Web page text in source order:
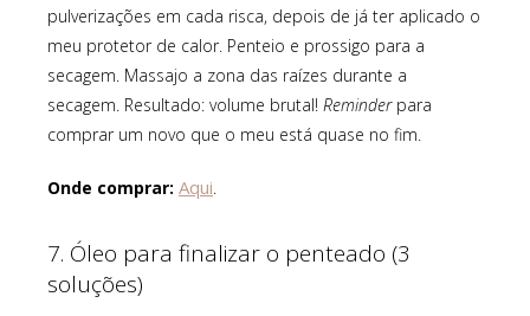
pulverizações em cada risca, depois de já ter aplicado o
meu protetor de calor. Penteio e prossigo para a
secagem. Massajo a zona das raízes durante a
secagem. Resultado: volume brutal! Reminderpara
comprar um novo que o meu está quase no fim.
Onde comprar: Aqui.
7. Óleo para finalizar o penteado (3
soluções)